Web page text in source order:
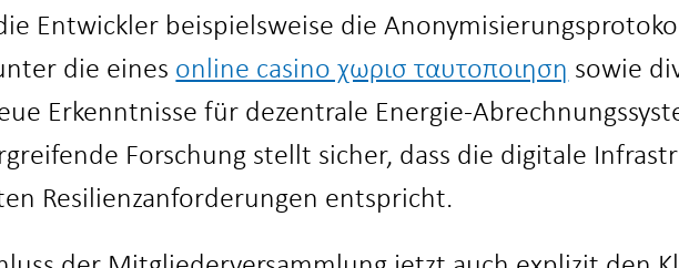
Entwickler beispielsweise die
die eines online casino χωρισ ταυτοποιηση sowie
Erkenntnisse für dezentrale Energie-
Forschung stellt sicher, dass die digitale
Resilienzanforderungen entspricht.